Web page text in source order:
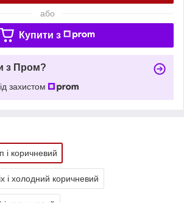
або
Купити з
з Пром?
захистом
і коричневий
і холодний коричневий